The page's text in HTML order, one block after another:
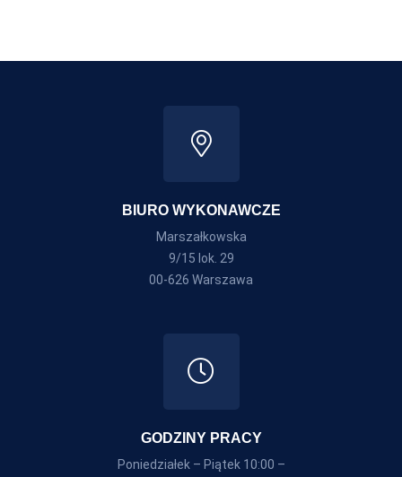
BIURO WYKONAWCZE
Marszałkowska
9/15 lok. 29
00-626 Warszawa
GODZINY PRACY
Poniedziałek – Piątek 10:00 –